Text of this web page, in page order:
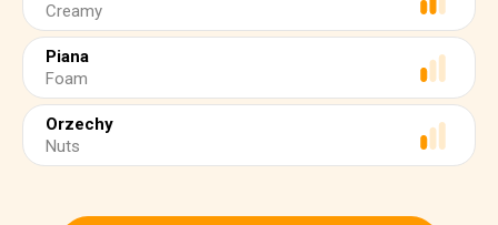
Creamy
Piana
Foam
Orzechy
Nuts